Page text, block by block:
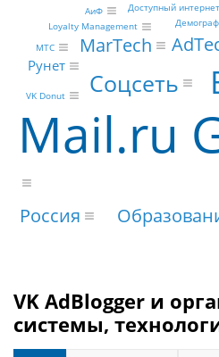
Mail.ru
Соцсеть
MarTech
Россия
Рунет
Loyalty Management
МТС
VK Donut
Доступный интернет
АиФ
VK AdBlogger и
системы,